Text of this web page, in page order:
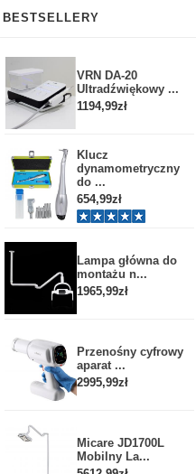
BESTSELLERY
VRN DA-20
Ultradźwiękowy ...
1194,99zł
Klucz
dynamometryczny
do ...
654,99zł
Lampa główna do
montażu n...
1965,99zł
Przenośny cyfrowy
aparat ...
2995,99zł
Micare JD1700L
Mobilny La...